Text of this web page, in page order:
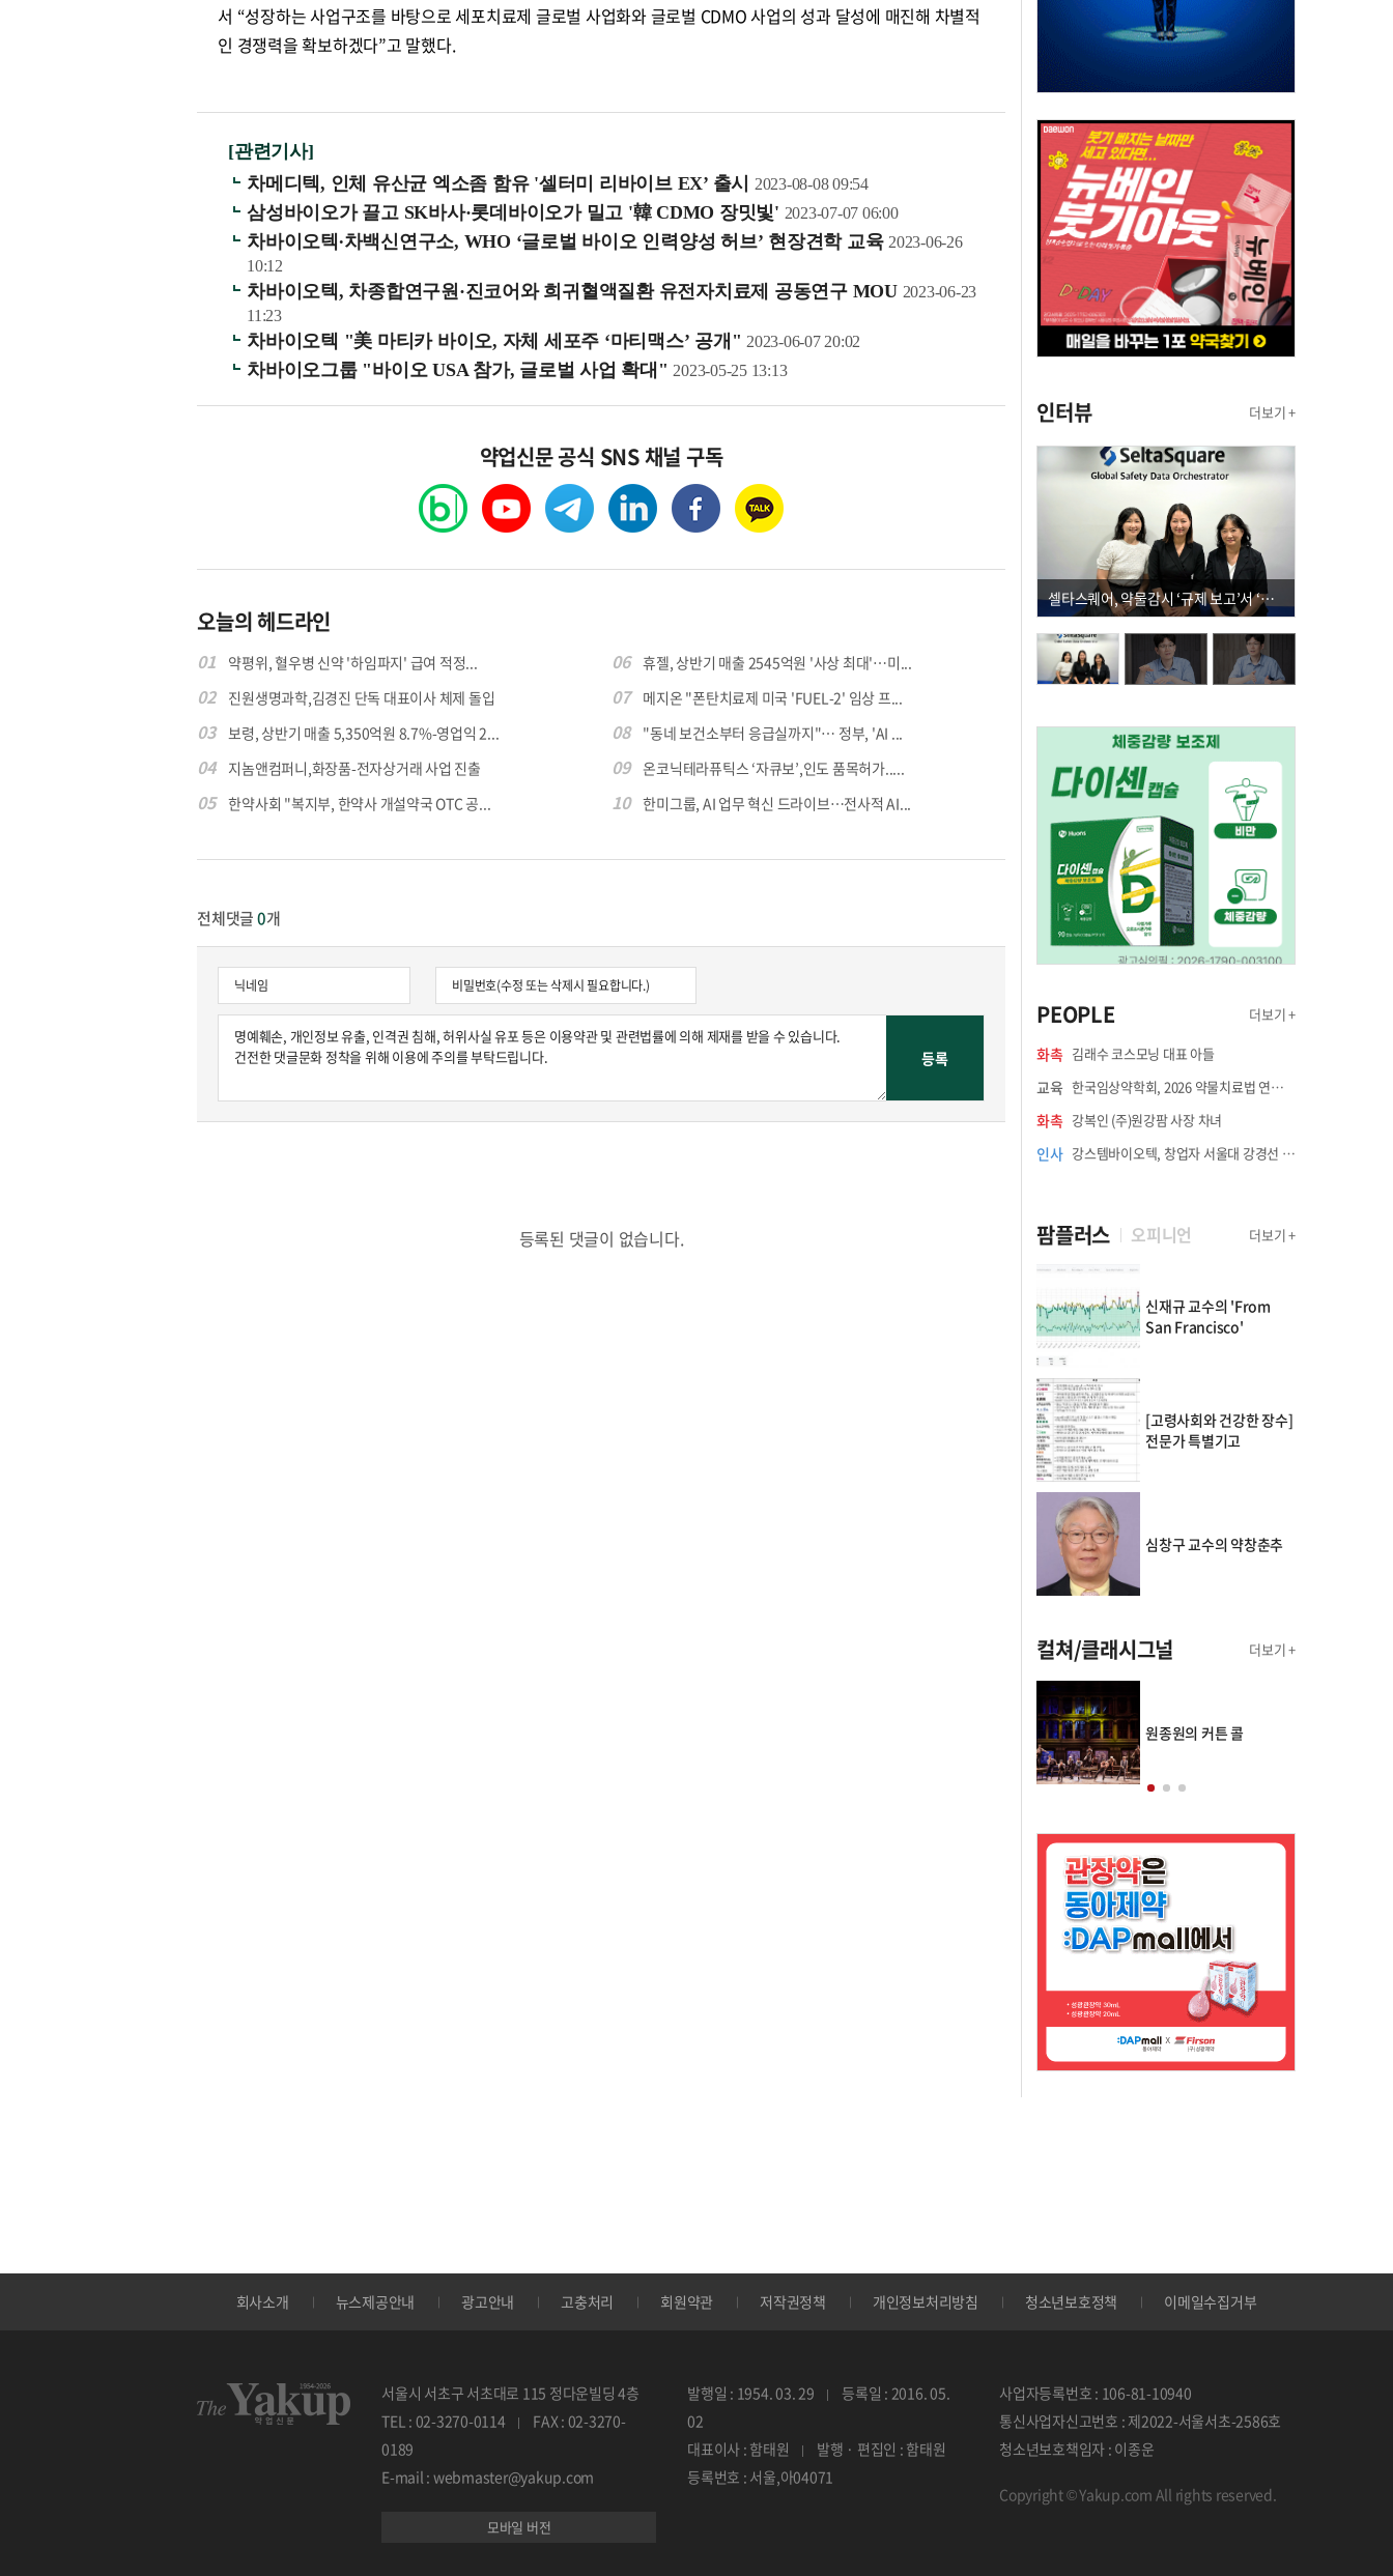
서 “성장하는 사업구조를 바탕으로 세포치료제 글로벌 사업화와 글로벌 CDMO 사업의 성과 달성에 매진해 차별적
인 경쟁력을 확보하겠다”고 말했다.
[관련기사]
차메디텍, 인체 유산균 엑소좀 함유 '셀터미 리바이브 EX’ 출시
2023-08-08 09:54
삼성바이오가 끌고 SK바사·롯데바이오가 밀고 '韓 CDMO 장밋빛' 2023-07-07 06:00
차바이오텍∙차백신연구소, WHO ‘글로벌 바이오 인력양성 허브’ 현장견학 교육 2023-06-26
10:12
차바이오텍, 차종합연구원·진코어와 희귀혈액질환 유전자치료제 공동연구 MOU 2023-06-23
11:23
차바이오텍 "美 마티카 바이오, 자체 세포주 ‘마티맥스’ 공개" 2023-06-07 20:02
차바이오그룹 "바이오 USA 참가, 글로벌 사업 확대" 2023-05-25 13:13
약업신문 공식 SNS 채널 구독
오늘의 헤드라인
01 약평위, 혈우병 신약 '하임파지' 급여 적정...
02 진원생명과학,김경진 단독 대표이사 체제 돌입
03 보령, 상반기 매출 5,350억원 8.7%-영업익 2...
04 지놈앤컴퍼니,화장품-전자상거래 사업 진출
05 한약사회 "복지부, 한약사 개설약국 OTC 공...
06 휴젤, 상반기 매출 2545억원 '사상 최대'…미...
07 메지온 "폰탄치료제 미국 'FUEL-2' 임상 프...
08 "동네 보건소부터 응급실까지"… 정부, 'AI ...
09 온코닉테라퓨틱스 ‘자큐보’,인도 품목허가.....
10 한미그룹, AI 업무 혁신 드라이브…전사적 AI...
전체댓글0개
등록된 댓글이 없습니다.
인터뷰 더보기 +
셀타스퀘어, 약물감시 ‘규제 보고’서 ‘데이터 의사결정’으로 "PVX 전환 요구 커진다"
PEOPLE 더보기 +
화촉 김래수 코스모닝 대표 아들
교육 한국임상약학회, 2026 약물치료법 연수강좌 8월 21일 개최
화촉 강복인 (주)원강팜 사장 차녀
인사 강스템바이오텍, 창업자 서울대 강경선 교수 최고과학책임자 선임
팜플러스 오피니언 더보기 +
신재규 교수의 'From
San Francisco'
[고령사회와 건강한 장수]
전문가 특별기고
심창구 교수의 약창춘추
컬쳐/클래시그널 더보기 +
원종원의 커튼 콜
회사소개 뉴스제공안내 광고안내 고충처리 회원약관 저작권정책 개인정보처리방침 청소년보호정책 이메일수집거부
서울시 서초구 서초대로 115 정다운빌딩 4층
TEL : 02-3270-0114
FAX : 02-3270-
0189
E-mail : webmaster@yakup.com
모바일 버전
발행일 : 1954. 03. 29
등록일 : 2016. 05.
02
대표이사 : 함태원
발행 · 편집인 : 함태원
등록번호 : 서울,아04071
사업자등록번호 : 106-81-10940
통신사업자신고번호 : 제2022-서울서초-2586호
청소년보호책임자 : 이종운
Copyright © Yakup.com All rights reserved.